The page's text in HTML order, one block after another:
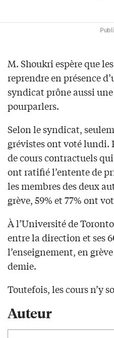
M. Shoukri espère que
reprendre en présence
syndicat prône aussi
pourparlers.
Selon le syndicat,
grévistes ont voté lundi.
de cours contractuels
ont ratifié l’entente de
les membres des deux
grève, 59% et 77% ont
À l’Université de
entre la direction et ses
l’enseignement, en
demie.
Toutefois, les cours n’y
Auteur